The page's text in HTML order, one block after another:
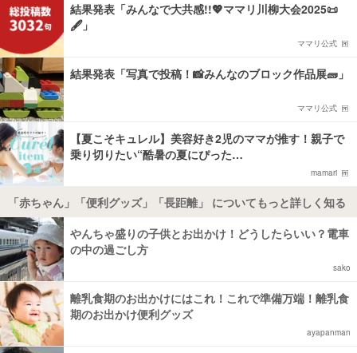
結果発表「みんなで大共感!!💖ママリ川柳大会2025📜
🖋️」
ママリ公式
結果発表「写真で投稿！📸みんなのブロック作品展🧱」
ママリ公式
【夏こそキュレル】美容好き2児のママが推す！親子で
乗り切りたい“酷暑の夏にぴった…
mamari
「赤ちゃん」「便利グッズ」「長距離」 についてもっと詳しく知る
やんちゃ盛りの子供とお出かけ！どうしたらいい？電車
の中の過ごし方
sako
離乳食期のお出かけにはこれ！これで準備万端！離乳食
期のお出かけ便利グッズ
ayapanman